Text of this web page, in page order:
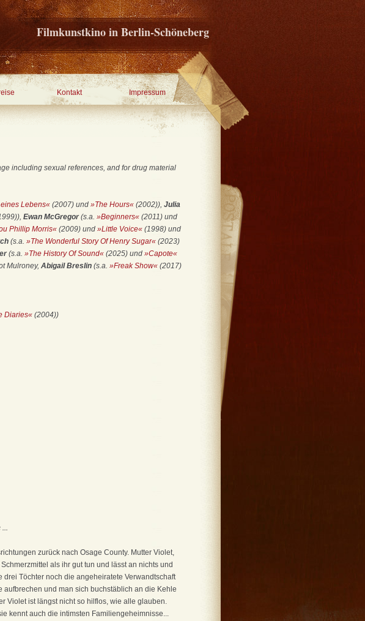
Filmkunstkino in Berlin-Schöneberg
Kontakt Impressum
including sexual references, and for drug material
Lebens« (2007) und »The Hours« (2002)), Julia
Ewan McGregor (s.a. »Beginners« (2011) und
Phillip Morris« (2009) und »Little Voice« (1998) und
(s.a. »The Wonderful Story Of Henry Sugar« (2023)
(s.a. »The History Of Sound« (2025) und »Capote«
Mulroney, Abigail Breslin (s.a. »Freak Show« (2017)
Diaries« (2004))
zurück nach Osage County. Mutter Violet,
als ihr gut tun und lässt an nichts und
Töchter noch die angeheiratete Verwandtschaft
und man sich buchstäblich an die Kehle
Violet ist längst nicht so hilflos, wie alle glauben.
kennt auch die intimsten Familiengeheimnisse...